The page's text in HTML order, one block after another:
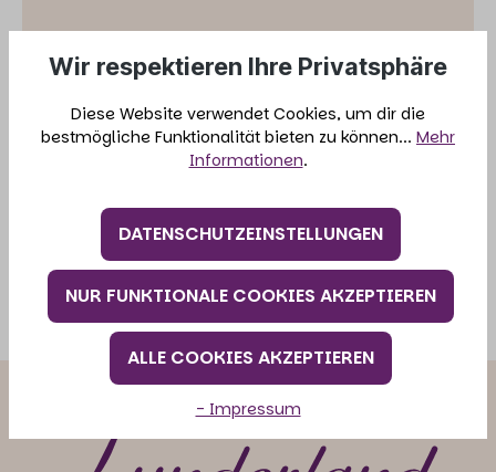
oder Medizinische Felle bezeichnet. Deutsche
IN DEN WARENKORB
Wir respektieren Ihre Privatsphäre
Diese Website verwendet Cookies, um dir die
bestmögliche Funktionalität bieten zu können... Mehr
Informationen.
DATENSCHUTZEINSTELLUNGEN
NUR FUNKTIONALE COOKIES AKZEPTIEREN
ALLE COOKIES AKZEPTIEREN
- Impressum